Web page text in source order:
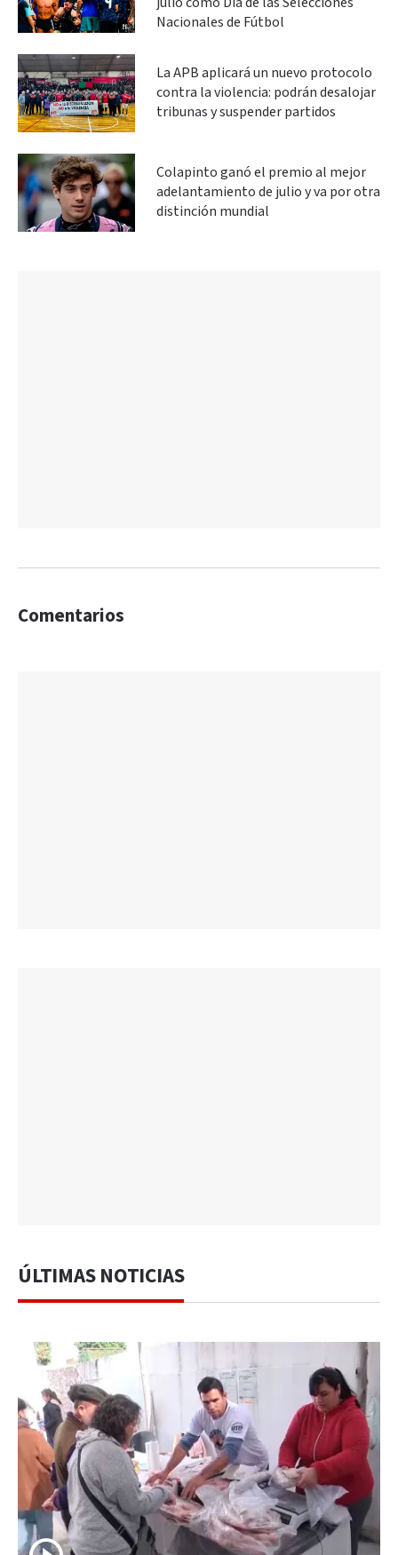
Nacionales de Fútbol
La APB aplicará un nuevo protocolo
contra la violencia: podrán desalojar
tribunas y suspender partidos
Colapinto ganó el premio al mejor
adelantamiento de julio y va por otra
distinción mundial
Comentarios
ÚLTIMAS NOTICIAS